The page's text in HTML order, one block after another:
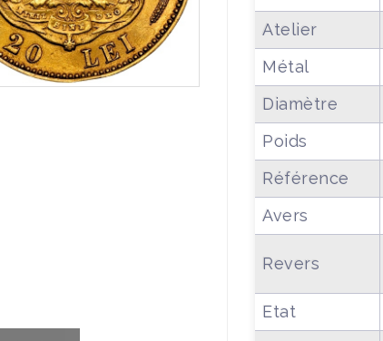
Atelier
Métal
Diamètre
Poids
Référence
Avers
Revers
Etat